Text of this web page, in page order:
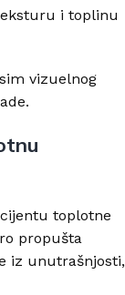
i toplinu
vizuelnog
toplotne
propušta
iz unutrašnjosti,